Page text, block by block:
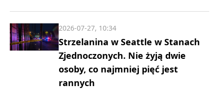
Strzelanina w Seattle w Stanach
Zjednoczonych. Nie żyją dwie
osoby, co najmniej pięć jest
rannych
2026-07-27, 10:34